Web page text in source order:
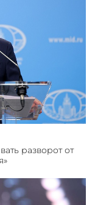
разворот от